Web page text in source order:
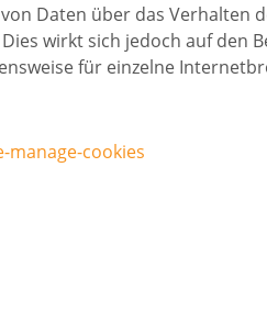
Daten über das Verhalten
wirkt sich jedoch auf den
für einzelne
cookies